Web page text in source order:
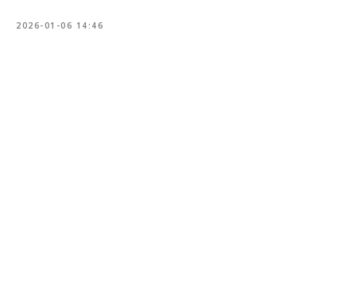
2026-01-06 14:46